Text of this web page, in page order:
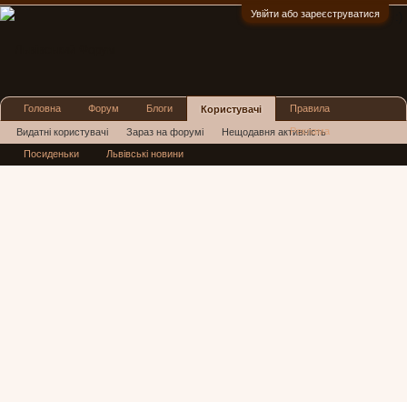
Увійти або зареєструватися
Головна Форум Блоги Користувачі
Видатні користувачі Зараз на форумі Нещодавня активність
Нові повідомлення профілю
Правила
Реклама
Посиденьки Львівські новини